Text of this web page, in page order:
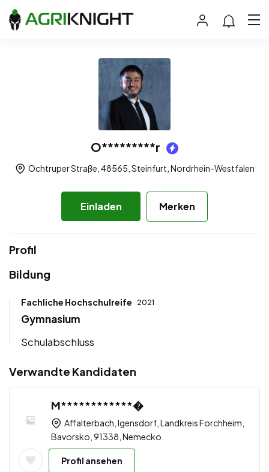
O*********r
Ochtruper Straße, 48565, Steinfurt, Nordrhein-Westfalen
Einladen Merken
Profil
Bildung
Fachliche Hochschulreife 2021
Gymnasium
Schulabschluss
Verwandte Kandidaten
M************�
Affalterbach, Igensdorf, Landkreis Forchheim,
Bavorsko, 91338, Nemecko
Profil ansehen